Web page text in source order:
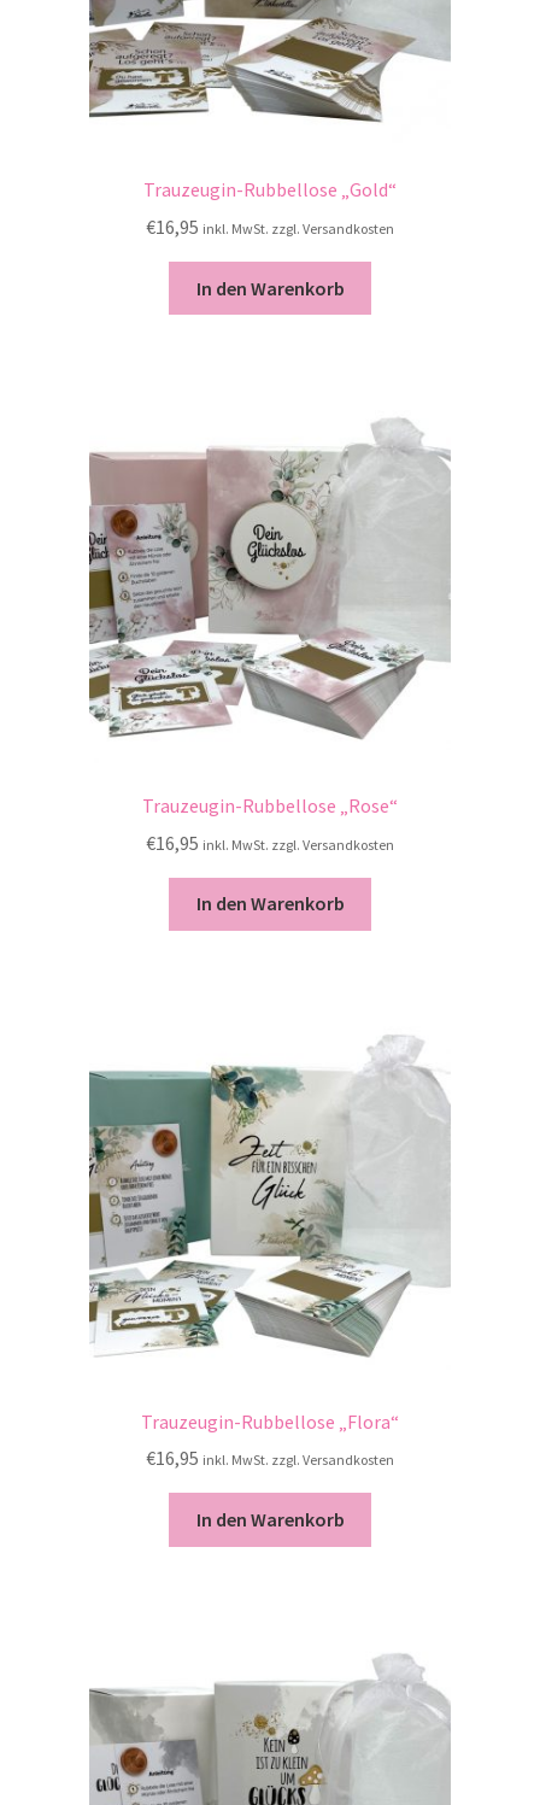
Trauzeugin-Rubbellose „Gold“
€16,95 inkl. MwSt. zzgl. Versandkosten
In den Warenkorb
Trauzeugin-Rubbellose „Rose“
€16,95 inkl. MwSt. zzgl. Versandkosten
In den Warenkorb
Trauzeugin-Rubbellose „Flora“
€16,95 inkl. MwSt. zzgl. Versandkosten
In den Warenkorb